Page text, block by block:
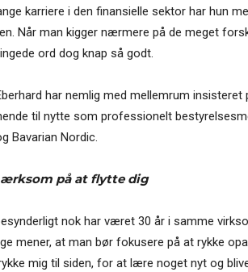
karriere i den finansielle sektor har hun
Når man kigger nærmere på de meget
ord dog knap så godt.
har nemlig med mellemrum
til nytte som professionelt
Bavarian Nordic.
på at flytte dig
nok har været 30 år i samme
mener, at man bør fokusere på at rykke
mig til siden, for at lære noget nyt og